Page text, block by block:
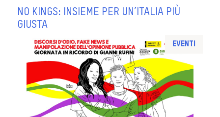
NO KINGS: INSIEME PER UN’ITALIA PIÙ
GIUSTA
Eventi